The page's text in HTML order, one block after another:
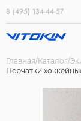
8 (495) 134-44-57
Главная Каталог
Перчатки